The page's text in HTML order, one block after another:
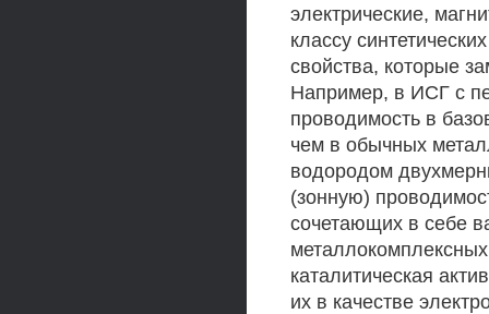
электрические,
классу
свойства, которые
Например, в ИСГ с
проводимость в
чем в обычных
водородом
(зонную)
сочетающих в себе
каталитическая
их в качестве